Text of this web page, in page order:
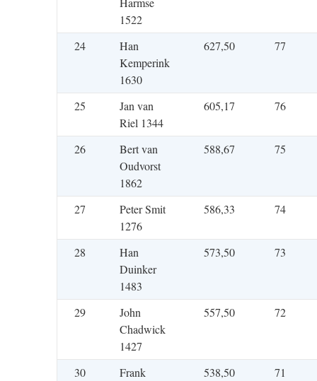
1522
24
Han
Kemperink
1630
627,50 77
25
Jan van
Riel 1344
605,17 76
26
Bert van
Oudvorst
1862
588,67 75
27
Peter Smit
1276
586,33 74
28
Han
Duinker
1483
573,50 73
29
John
Chadwick
1427
557,50 72
30
Frank
538,50 71